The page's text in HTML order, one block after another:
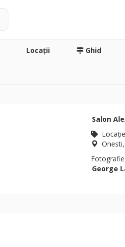
Locaţii Ghid
Salon
George